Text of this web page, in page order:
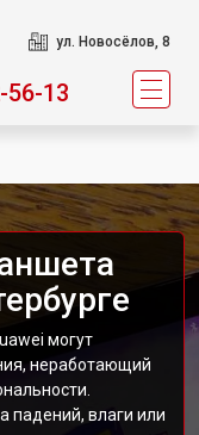
ул. Новосёлов, 8
56-13
могут
неработающий
падений, влаги или